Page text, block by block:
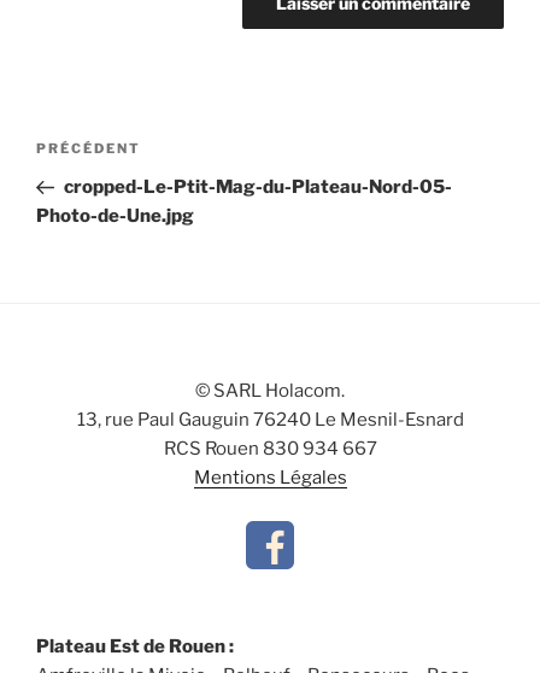
Navigation
l’article
Article
précédent
PRÉCÉDENT
cropped-Le-Ptit-Mag-du-Plateau-Nord-05-
Photo-de-Une.jpg
© SARL Holacom.
13, rue Paul Gauguin 76240 Le Mesnil-Esnard
RCS Rouen 830 934 667
Mentions Légales
Plateau Est de Rouen :